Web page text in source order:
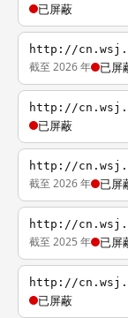
已屏蔽
http://
截至 2026 年 已屏
http://
已屏蔽
http://
截至 2026 年 已屏
http://
截至 2025 年 已屏
http://
已屏蔽